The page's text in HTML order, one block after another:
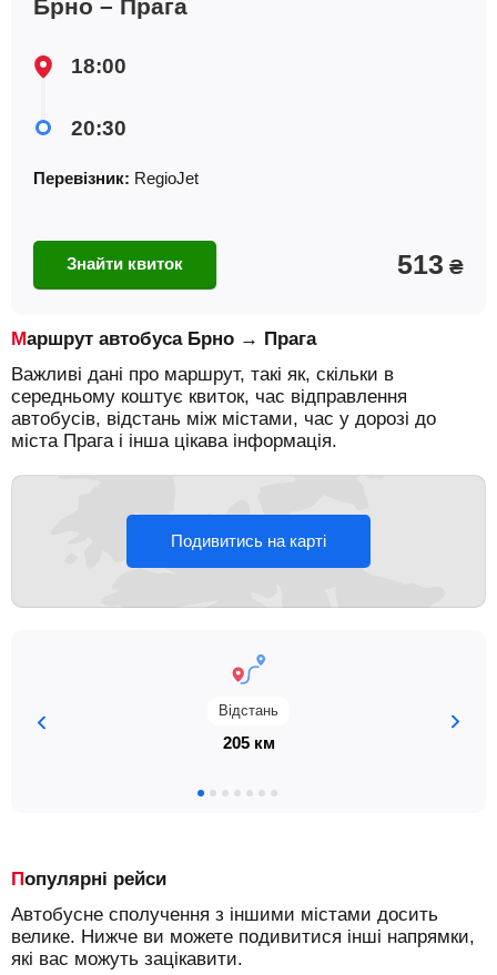
Брно – Прага
18:00
20:30
Перевізник: RegioJet
Знайти квиток 513 ₴
Маршрут автобуса Брно → Прага
Важливі дані про маршрут, такі як, скільки в
середньому коштує квиток, час відправлення
автобусів, відстань між містами, час у дорозі до
міста Прага і інша цікава інформація.
Подивитись на карті
Відстань
205 км
Популярні рейси
Автобусне сполучення з іншими містами досить
велике. Нижче ви можете подивитися інші напрямки,
які вас можуть зацікавити.